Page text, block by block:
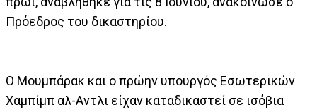
Πρόεδρος του δικαστηρίου.
Ο Μουμπάρακ και ο πρώην υπουργός Εσωτερικών
Χαμπίμπ αλ-Αντλι είχαν καταδικαστεί σε ισόβια